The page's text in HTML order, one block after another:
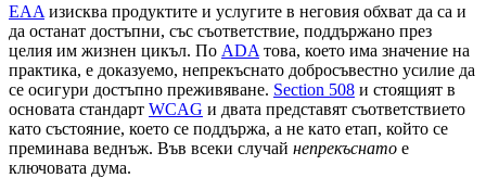
EAA изисква продуктите и услугите в неговия обхват да са и
да останат достъпни, със съответствие, поддържано през
целия им жизнен цикъл. По ADA това, което има значение на
практика, е доказуемо, непрекъснато добросъвестно усилие да
се осигури достъпно преживяване. Section 508 и стоящият в
основата стандарт WCAG и двата представят съответствието
като състояние, което се поддържа, а не като етап, който се
преминава веднъж. Във всеки случай непрекъснато е
ключовата дума.